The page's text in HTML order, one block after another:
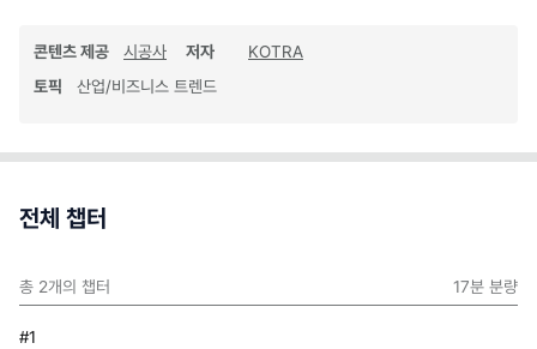
콘텐츠 제공 시공사 저자
KOTRA
토픽
산업/비즈니스 트렌드
전체 챕터
총 2개의 챕터 17분 분량
#1